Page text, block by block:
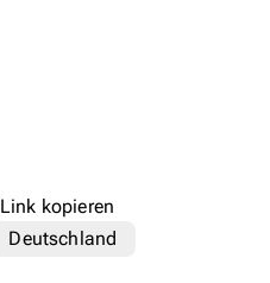
Link kopieren
Deutschland